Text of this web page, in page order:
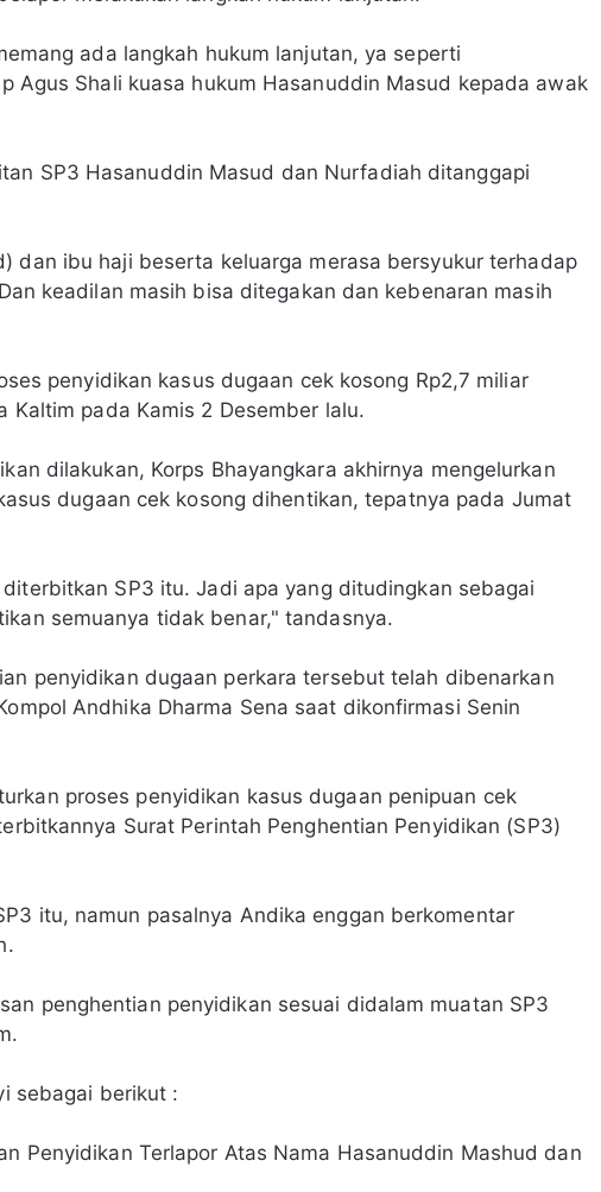
ada langkah hukum lanjutan, ya seperti
Agus Shali kuasa hukum Hasanuddin Masud kepada awak
SP3 Hasanuddin Masud dan Nurfadiah ditanggapi
dan ibu haji beserta keluarga merasa bersyukur terhadap
keadilan masih bisa ditegakan dan kebenaran masih
penyidikan kasus dugaan cek kosong Rp2,7 miliar
Kaltim pada Kamis 2 Desember lalu.
dilakukan, Korps Bhayangkara akhirnya mengelurkan
dugaan cek kosong dihentikan, tepatnya pada Jumat
SP3 itu. Jadi apa yang ditudingkan sebagai
semuanya tidak benar," tandasnya.
penyidikan dugaan perkara tersebut telah dibenarkan
Andhika Dharma Sena saat dikonfirmasi Senin
proses penyidikan kasus dugaan penipuan cek
Surat Perintah Penghentian Penyidikan (SP3)
itu, namun pasalnya Andika enggan berkomentar
penghentian penyidikan sesuai didalam muatan SP3
sebagai berikut :
Penyidikan Terlapor Atas Nama Hasanuddin Mashud dan